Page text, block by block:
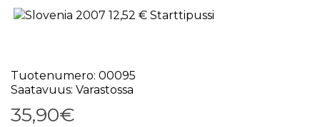
Tuotenumero: 00095
Saatavuus: Varastossa
35,90€